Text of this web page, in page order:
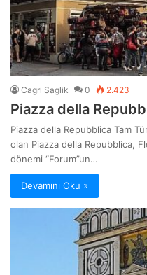
Cagri Saglik 0 2.423
Piazza della
Piazza della Repubblica Tam
olan Piazza della Repubblica,
dönemi “Forum”un…
Devamını Oku »